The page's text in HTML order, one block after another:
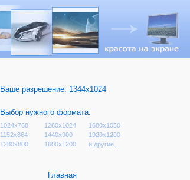
Ваше разрешение: 1344x1024
Выбор нужного формата:
1024x768 1280x1024
1680x1050
1152x864
1440x900
1920x1200
1280x800
1600x1200 и другие...
Главная